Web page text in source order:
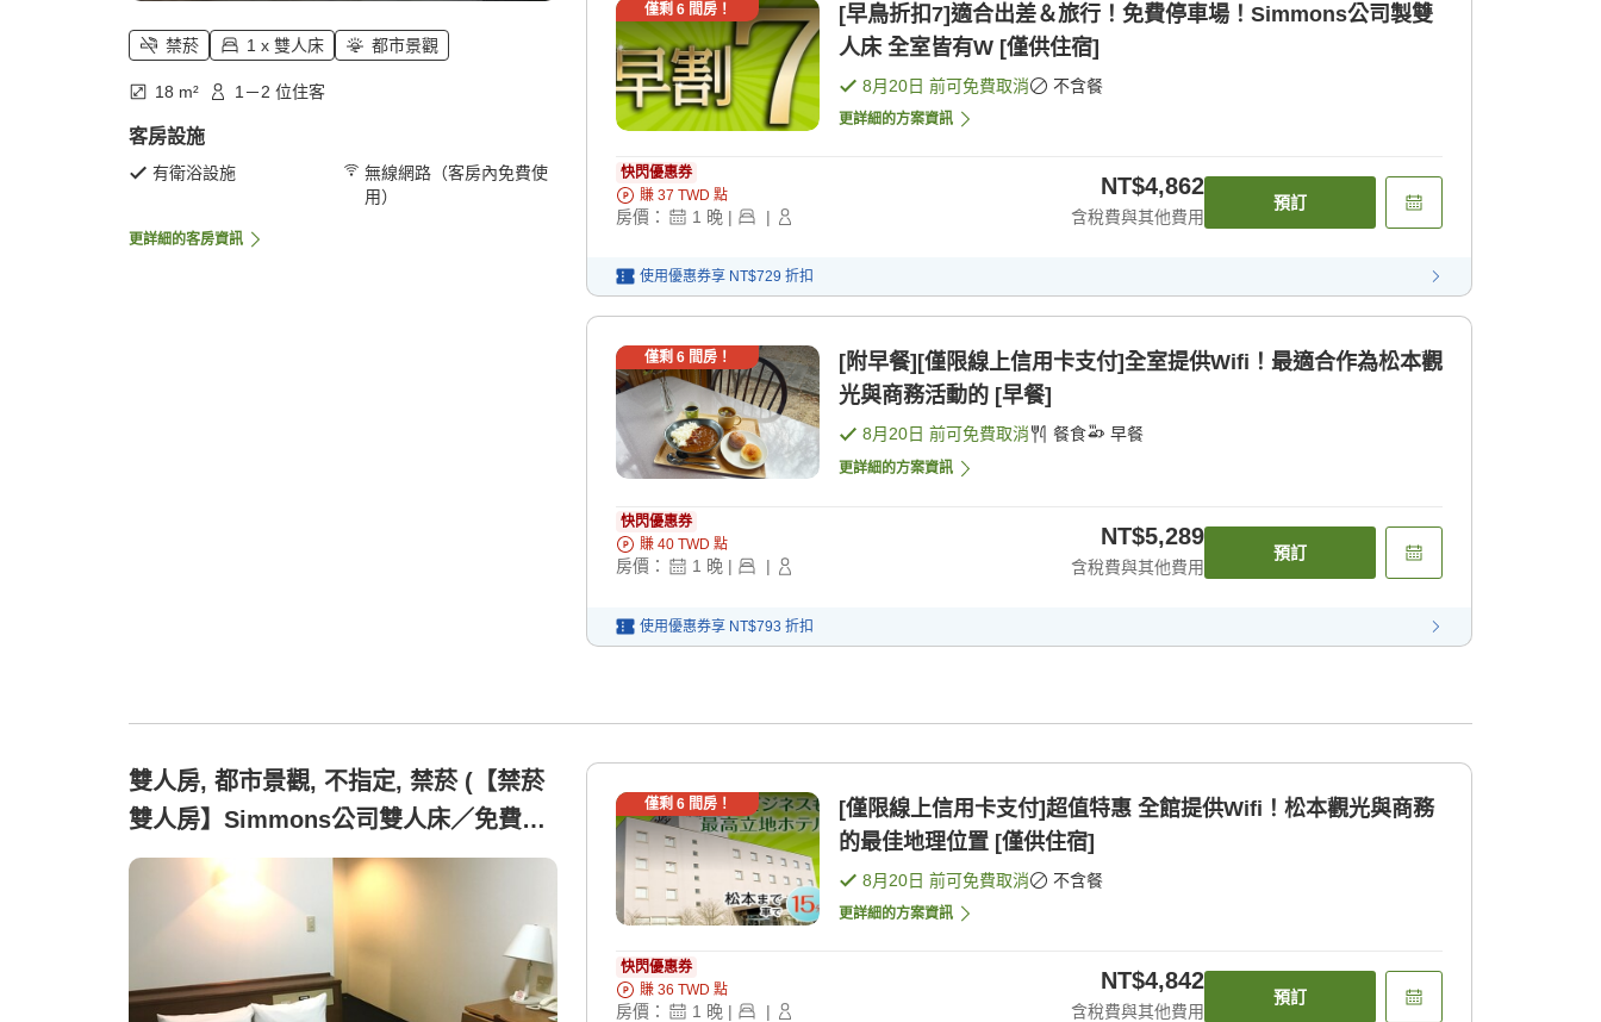
禁菸 1 x 雙人床 都市景觀
18 m² 1－2 位住客
客房設施
有衛浴設施
無線網路（客房內免費使
用）
更詳細的客房資訊
僅剩 6間房！
[早鳥折扣7]適合出差＆旅行！免費停車場！Simmons公司製雙
人床 全室皆有W [僅供住宿]
8月20日 前可免費取消 不含餐
更詳細的方案資訊
快閃優惠券
賺 37 TWD 點
房價： 1 晚 | |
NT$4,862
含稅費與其他費用
預訂
使用優惠券享 NT$729 折扣
僅剩 6間房！
[附早餐][僅限線上信用卡支付]全室提供Wifi！最適合作為松本觀
光與商務活動的 [早餐]
8月20日 前可免費取消 餐食 早餐
更詳細的方案資訊
快閃優惠券
賺 40 TWD 點
房價： 1 晚 | |
NT$5,289
含稅費與其他費用
預訂
使用優惠券享 NT$793 折扣
雙人房, 都市景觀, 不指定, 禁菸 (【禁菸
雙人房】Simmons公司雙人床／免費停
車場＆Wi-Fi)
僅剩 6間房！
[僅限線上信用卡支付]超值特惠 全館提供Wifi！松本觀光與商務
的最佳地理位置 [僅供住宿]
8月20日 前可免費取消 不含餐
更詳細的方案資訊
快閃優惠券
賺 36 TWD 點
房價： 1 晚 | |
NT$4,842
含稅費與其他費用
預訂